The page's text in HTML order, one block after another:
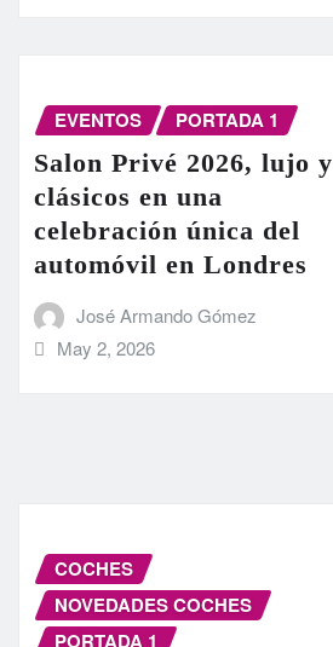
EVENTOS PORTADA 1
Salon Privé 2026, lujo y
clásicos en una
celebración única del
automóvil en Londres
José Armando Gómez
May 2, 2026
COCHES
NOVEDADES COCHES
PORTADA 1